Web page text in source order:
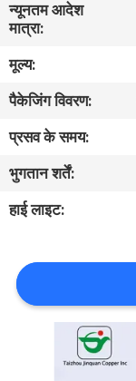
कारखाना
गुणवत्ता
नियंत्रण
संपर्क
समाचार
न्यूनतम आदेश
मात्रा:
मूल्य:
पैकेजिंग विवरण:
प्रसव के समय:
भुगतान शर्तें:
हाई लाइट: